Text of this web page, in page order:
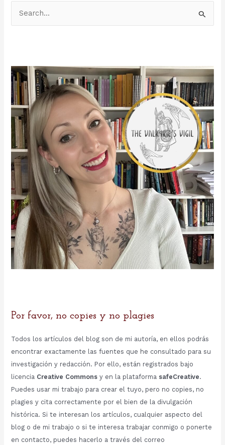
r
p
o
r
:
Por favor, no copies y no plagies
Todos los artículos del blog son de mi autoría, en ellos podrás
encontrar exactamente las fuentes que he consultado para su
investigación y redacción. Por ello, están registrados bajo
licencia Creative Commonsy en la plataforma safeCreative.
Puedes usar mi trabajo para crear el tuyo, pero no copies, no
plagies y cita correctamente por el bien de la divulgación
histórica. Si te interesan los artículos, cualquier aspecto del
blog o de mi trabajo o si te interesa trabajar conmigo o ponerte
en contacto, puedes hacerlo a través del correo